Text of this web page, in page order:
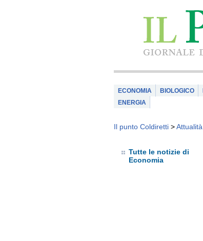
ECONOMIA BIOLOGICO
ENERGIA
Il punto Coldiretti >Attualità
Tutte le notizie di
Economia